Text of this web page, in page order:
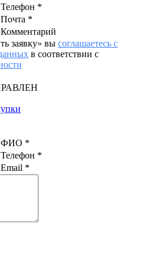
Телефон *
Почта *
Комментарий
заявку» вы соглашаетесь с
в соответствии с
ФИО *
Телефон *
Email *